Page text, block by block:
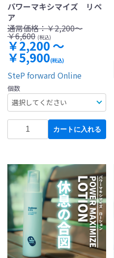
パワーマキシマイズ リペ
ア
通常価格：￥2,200～
￥6,600 (税込)
￥2,200 ～
￥5,900(税込)
SteP forward Online
個数
カートに入れる